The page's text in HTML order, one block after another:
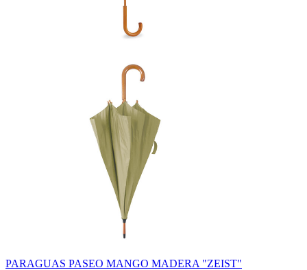
PARAGUAS PASEO MANGO MADERA "ZEIST"